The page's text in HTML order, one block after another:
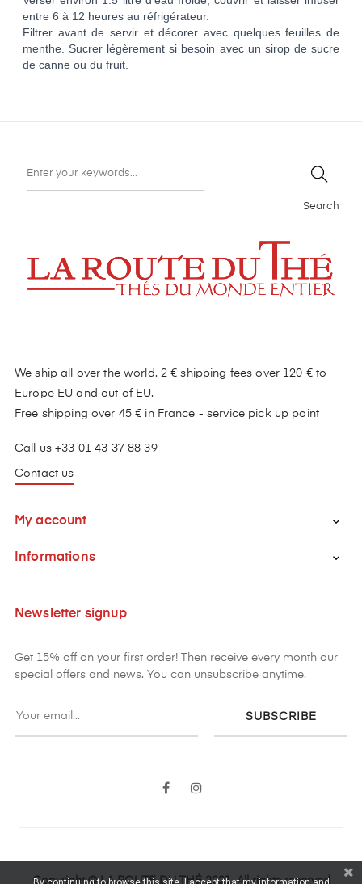
entre 6 à 12 heures au réfrigérateur.
Filtrer avant de servir et décorer avec quelques feuilles de
menthe. Sucrer légèrement si besoin avec un sirop de sucre
de canne ou du fruit.
Search
We ship all over the world. 2 € shipping fees over 120 € to
Europe EU and out of EU.
Free shipping over 45 € in France - service pick up point
Call us +33 01 43 37 88 39
Contact us
My account 
Informations 
Newsletter signup
Get 15% off on your first order! Then receive every month our
special offers and news. You can unsubscribe anytime.
SUBSCRIBE
Facebook
Copyright © LA ROUTE DU THÉ 2021. All rights reserved